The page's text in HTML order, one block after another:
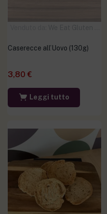
Caserecce all’Uovo (130g)
3,80 €
Leggi tutto